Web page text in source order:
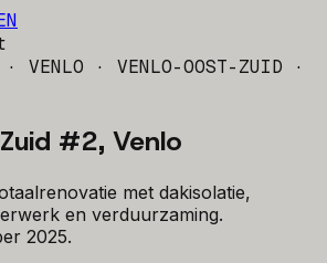
· VENLO · VENLO-OOST-ZUID ·
#2, Venlo
met dakisolatie,
en verduurzaming.
2025.